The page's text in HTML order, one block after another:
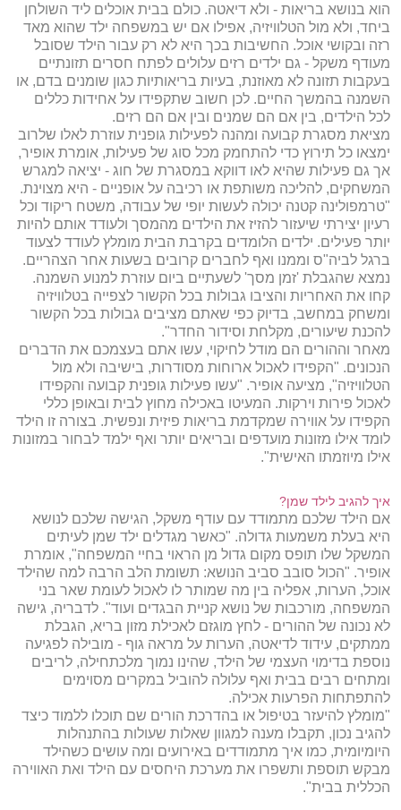
הוא בנושא בריאות - ולא דיאטה. כולם בבית אוכלים ליד השולחן
ביחד, ולא מול הטלוויזיה, אפילו אם יש במשפחה ילד שהוא מאד
רזה ובקושי אוכל. החשיבות בכך היא לא רק עבור הילד שסובל
מעודף משקל - גם ילדים רזים עלולים לפתח חסרים תזונתיים
בעקבות תזונה לא מאוזנת, בעיות בריאותיות כגון שומנים בדם, או
השמנה בהמשך החיים. לכן חשוב שתקפידו על אחידות כללים
לכל הילדים, בין אם הם שמנים ובין אם הם רזים.
מציאת מסגרת קבועה ומהנה לפעילות גופנית עוזרת לאלו שלרוב
ימצאו כל תירוץ כדי להתחמק מכל סוג של פעילות, אומרת אופיר,
אך גם פעילות שהיא לאו דווקא במסגרת של חוג - יציאה למגרש
המשחקים, להליכה משותפת או רכיבה על אופניים - היא מצוינת.
"טרמפולינה קטנה יכולה לעשות יופי של עבודה, משטח ריקוד וכל
רעיון יצירתי שיעזור להזיז את הילדים מהמסך ולעודד אותם להיות
יותר פעילים. ילדים הלומדים בקרבת הבית מומלץ לעודד לצעוד
ברגל לביה"ס וממנו ואף לחברים קרובים בשעות אחר הצהריים.
נמצא שהגבלת 'זמן מסך' לשעתיים ביום עוזרת למנוע השמנה.
קחו את האחריות והציבו גבולות בכל הקשור לצפייה בטלוויזיה
ומשחק במחשב, בדיוק כפי שאתם מציבים גבולות בכל הקשור
להכנת שיעורים, מקלחת וסידור החדר".
מאחר וההורים הם מודל לחיקוי, עשו אתם בעצמכם את הדברים
הנכונים. "הקפידו לאכול ארוחות מסודרות, בישיבה ולא מול
הטלוויזיה", מציעה אופיר. "עשו פעילות גופנית קבועה והקפידו
לאכול פירות וירקות. המעיטו באכילה מחוץ לבית ובאופן כללי
הקפידו על אווירה שמקדמת בריאות פיזית ונפשית. בצורה זו הילד
לומד אילו מזונות מועדפים ובריאים יותר ואף ילמד לבחור במזונות
אילו מיוזמתו האישית".
איך להגיב לילד שמן?
אם הילד שלכם מתמודד עם עודף משקל, הגישה שלכם לנושא
היא בעלת משמעות גדולה. "כאשר מגדלים ילד שמן לעיתים
המשקל שלו תופס מקום גדול מן הראוי בחיי המשפחה", אומרת
אופיר. "הכול סובב סביב הנושא: תשומת הלב הרבה למה שהילד
אוכל, הערות, אפליה בין מה שמותר לו לאכול לעומת שאר בני
המשפחה, מורכבות של נושא קניית הבגדים ועוד". לדבריה, גישה
לא נכונה של ההורים - לחץ מוגזם לאכילת מזון בריא, הגבלת
ממתקים, עידוד לדיאטה, הערות על מראה גוף - מובילה לפגיעה
נוספת בדימוי העצמי של הילד, שהינו נמוך מלכתחילה, לריבים
ומתחים רבים בבית ואף עלולה להוביל במקרים מסוימים
להתפתחות הפרעות אכילה.
"מומלץ להיעזר בטיפול או בהדרכת הורים שם תוכלו ללמוד כיצד
להגיב נכון, תקבלו מענה למגוון שאלות שעולות בהתנהלות
היומיומית, כמו איך מתמודדים באירועים ומה עושים כשהילד
מבקש תוספת ותשפרו את מערכת היחסים עם הילד ואת האווירה
הכללית בבית".